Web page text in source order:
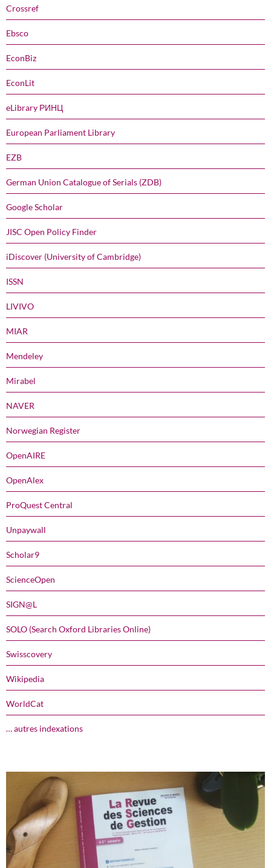
Crossref
Ebsco
EconBiz
EconLit
eLibrary РИНЦ
European Parliament Library
EZB
German Union Catalogue of Serials (ZDB)
Google Scholar
JISC Open Policy Finder
iDiscover (University of Cambridge)
ISSN
LIVIVO
MIAR
Mendeley
Mirabel
NAVER
Norwegian Register
OpenAIRE
OpenAlex
ProQuest Central
Unpaywall
Scholar9
ScienceOpen
SIGN@L
SOLO (Search Oxford Libraries Online)
Swisscovery
Wikipedia
WorldCat
… autres indexations